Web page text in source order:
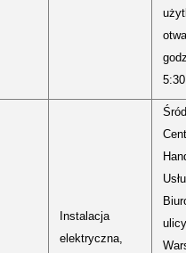
Instalacja
elektryczna,
ulicy